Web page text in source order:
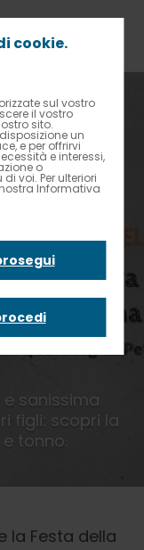
mamma
e
sanissima
figli: scopri la
tonno.
la Festa della
cookie.
sul vostro
il vostro
sito.
un
e per offrirvi
e interessi,
o
voi. Per ulteriori
Informativa